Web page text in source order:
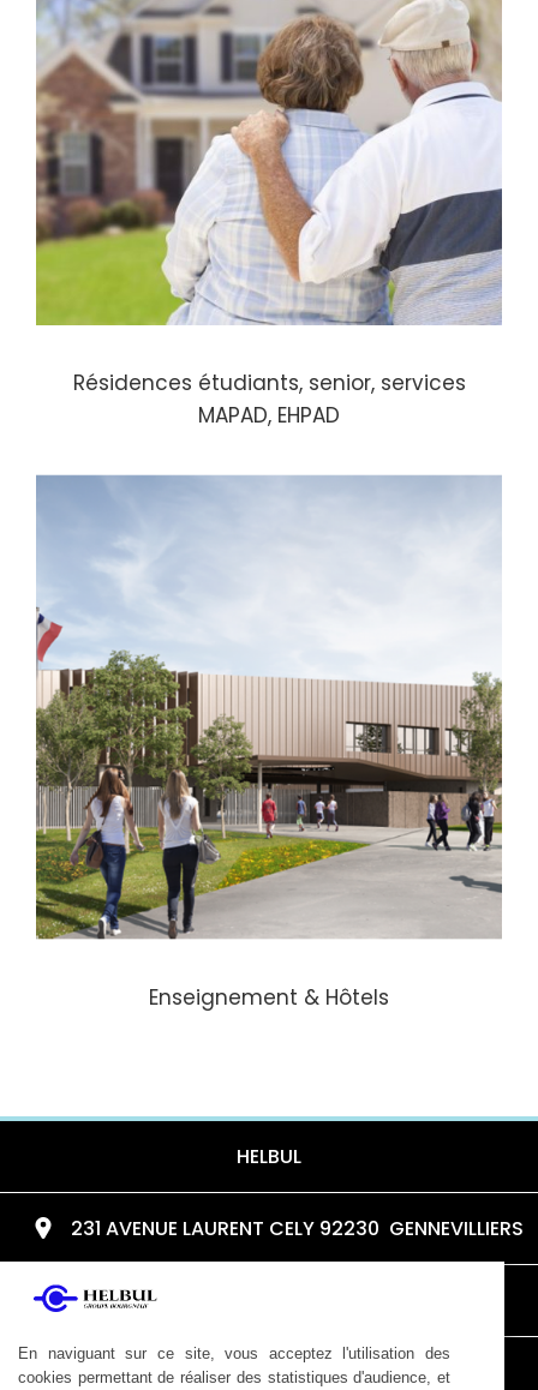
Résidences étudiants, senior, services
MAPAD, EHPAD
Enseignement & Hôtels
HELBUL
231 AVENUE LAURENT CELY 92230 GENNEVILLIERS
01 41 21 59 22
En naviguant sur ce site, vous acceptez l'utilisation des
cookies permettant de réaliser des statistiques d'audience, et